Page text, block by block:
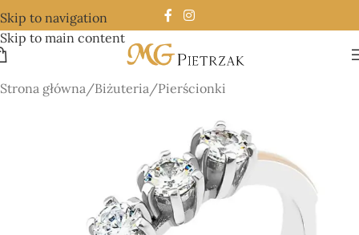
Skip to navigation
Skip to main content
Strona główna/Biżuteria/Pierścionki